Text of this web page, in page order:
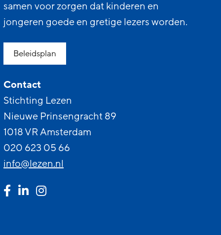
samen voor zorgen dat kinderen en
jongeren goede en gretige lezers worden.
Beleidsplan
Contact
Stichting Lezen
Nieuwe Prinsengracht 89
1018 VR Amsterdam
020 623 05 66
info@lezen.nl